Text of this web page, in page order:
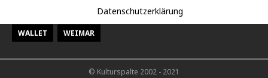
STAATSKAPELLE HALLE THEATER THEATER CHEMNITZ
WALLET WEIMAR
© Kulturspalte 2002 - 2021
Datenschutzerklärung